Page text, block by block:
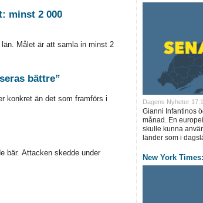
minst 2 000
Målet är att samla in minst 2
bättre”
konkret än det som framförs i
bär. Attacken skedde under
Dagens Nyheter
Gianni Infantinos
månad. En
skulle kunna
länder som i
New York